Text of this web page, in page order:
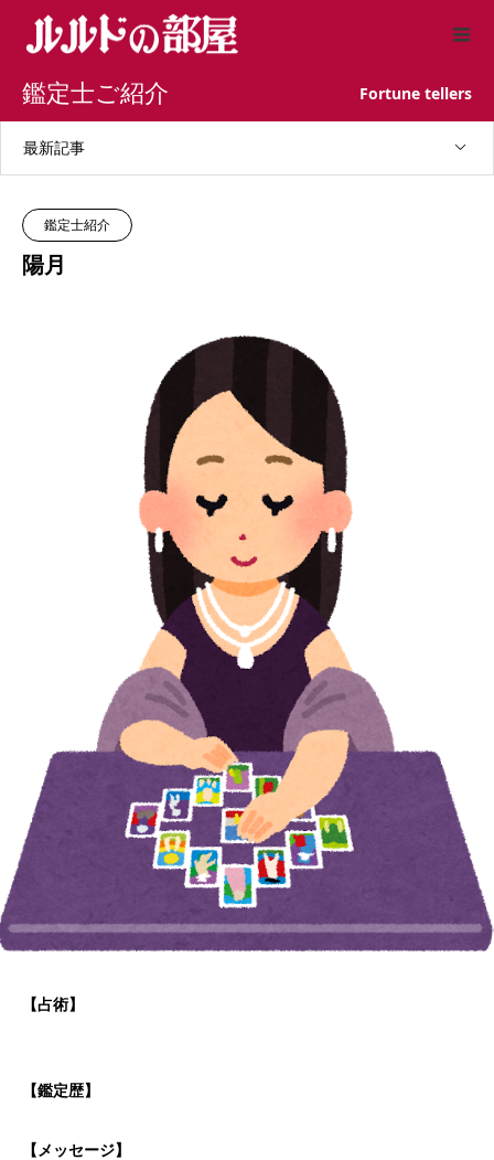
鑑定士ご紹介 Fortune tellers
最新記事
鑑定士紹介
陽月
【占術】
【鑑定歴】
【メッセージ】